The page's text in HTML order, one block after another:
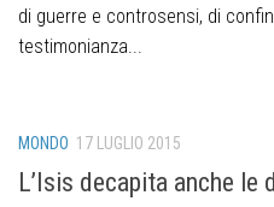
di guerre e controsensi, di
testimonianza...
MONDO 17 LUGLIO 2015
L’Isis decapita anche le